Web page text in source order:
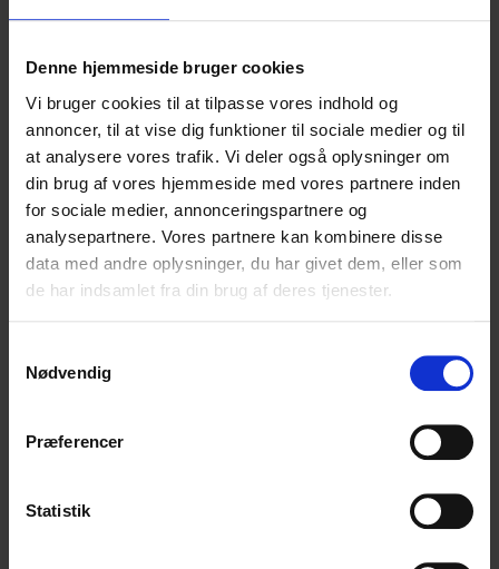
Denne hjemmeside bruger cookies
Vi bruger cookies til at tilpasse vores indhold og
annoncer, til at vise dig funktioner til sociale medier og til
at analysere vores trafik. Vi deler også oplysninger om
din brug af vores hjemmeside med vores partnere inden
for sociale medier, annonceringspartnere og
analysepartnere. Vores partnere kan kombinere disse
data med andre oplysninger, du har givet dem, eller som
de har indsamlet fra din brug af deres tjenester.
Nødvendig
Præferencer
Statistik